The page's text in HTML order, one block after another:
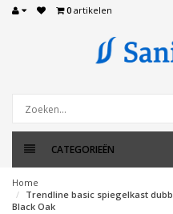
0 artikelen
CATEGORIEËN
Home
Trendline basic spiegelkast
Black Oak